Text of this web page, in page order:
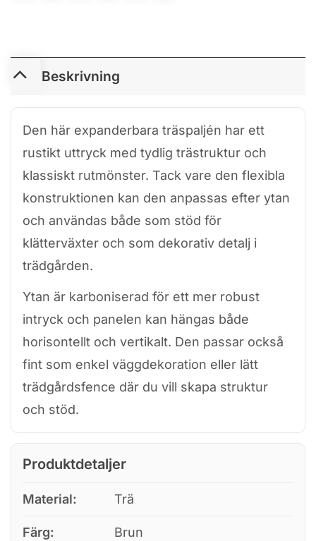
Beskrivning
Den här expanderbara träspaljén har ett
rustikt uttryck med tydlig trästruktur och
klassiskt rutmönster. Tack vare den flexibla
konstruktionen kan den anpassas efter ytan
och användas både som stöd för
klätterväxter och som dekorativ detalj i
trädgården.
Ytan är karboniserad för ett mer robust
intryck och panelen kan hängas både
horisontellt och vertikalt. Den passar också
fint som enkel väggdekoration eller lätt
trädgårdsfence där du vill skapa struktur
och stöd.
Produktdetaljer
Material: Trä
Färg: Brun